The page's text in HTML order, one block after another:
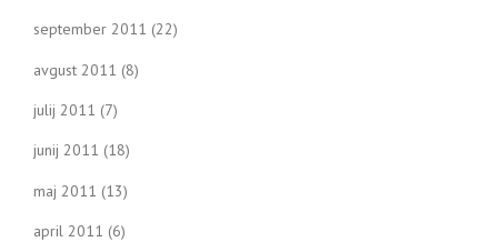
september 2011 (22)
avgust 2011 (8)
julij 2011 (7)
junij 2011 (18)
maj 2011 (13)
april 2011 (6)